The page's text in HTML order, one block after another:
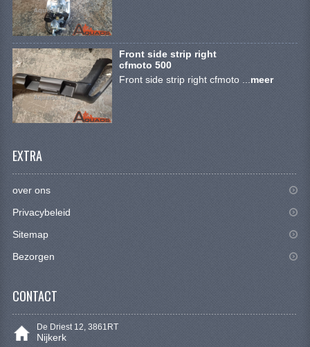
Front side strip right
cfmoto 500
Front side strip right cfmoto ... meer
EXTRA
over ons
Privacybeleid
Sitemap
Bezorgen
CONTACT
De Driest 12, 3861RT
Nijkerk